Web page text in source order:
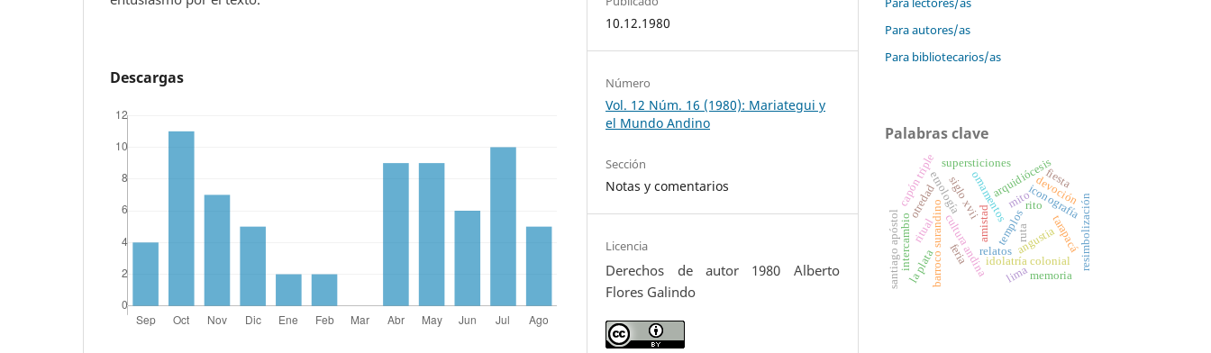
Descargas
10.12.1980
Número
Vol. 12 Núm. 16 (1980): Mariategui y
el Mundo Andino
Sección
Notas y comentarios
Licencia
Derechos de autor 1980 Alberto
Flores Galindo
Para autores/as
Para bibliotecarios/as
Palabras clave
etnología
amistad
mito
cultura andina angustia
ruta
templos
iconografía
ornamentos
barroco surandino idolatría colonial
capón triple arquidiócesis
lima
la plata
siglo xvii
tarapacá
supersticiones
resimbolización
devoción
santiago apóstol relatos
fiesta
feria
ritual
intercambio
rito
memoria
otredad